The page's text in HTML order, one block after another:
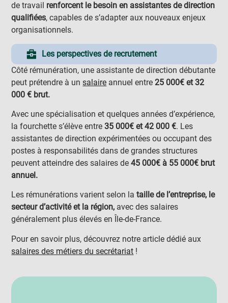
de travail renforcent le besoin en assistantes de direction
qualifiées, capables de s’adapter aux nouveaux enjeux
organisationnels.
Les perspectives de recrutement
Côté rémunération, une assistante de direction débutante
peut prétendre à un salaire annuel entre25 000€ et 32
000 € brut.
Avec une spécialisation et quelques années d’expérience,
la fourchette s’élève entre35 000€ et 42 000 €. Les
assistantes de direction expérimentées ou occupant des
postes à responsabilités dans de grandes structures
peuvent atteindre des salaires de45 000€ à 55 000€ brut
annuel.
Les rémunérations varient selon la taille de l’entreprise, le
secteur d’activité et la région, avec des salaires
généralement plus élevés en Île-de-France.
Pour en savoir plus, découvrez notre article dédié aux
salaires des métiers du secrétariat !